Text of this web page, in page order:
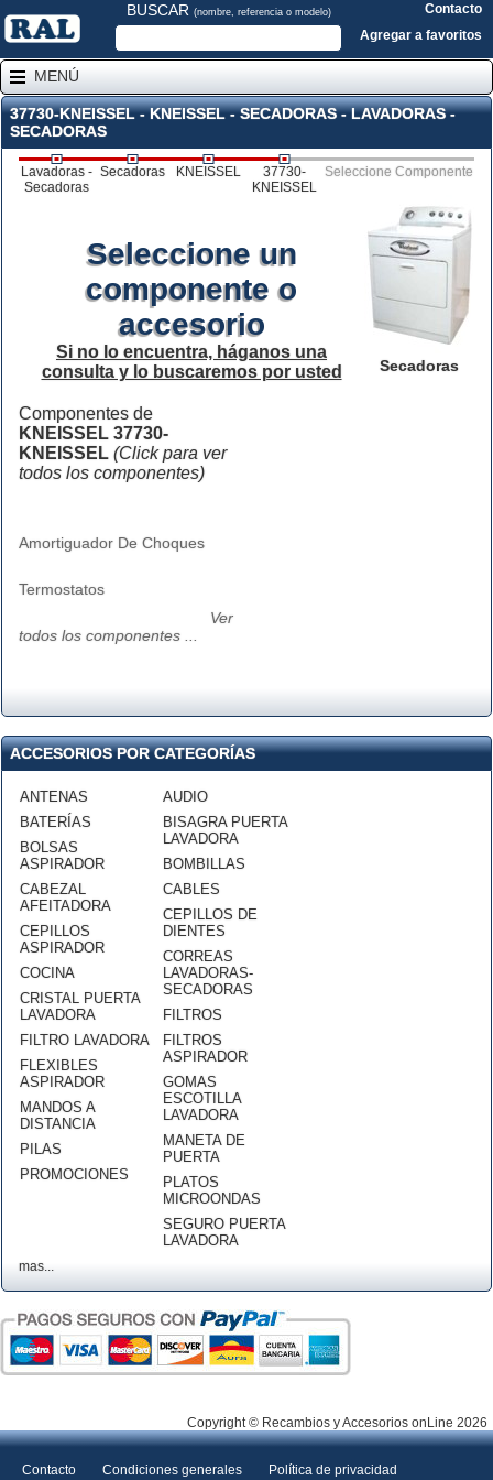
BUSCAR (nombre, referencia o modelo)
Contacto
Agregar a favoritos
MENÚ
37730-KNEISSEL - KNEISSEL - SECADORAS - LAVADORAS -
SECADORAS
Lavadoras -
Secadoras
Secadoras KNEISSEL
37730-
KNEISSEL
Seleccione Componente
Secadoras
Seleccione un
componente o
accesorio
Si no lo encuentra, háganos una
consulta y lo buscaremos por usted
Componentes de
KNEISSEL 37730-
KNEISSEL (Click para ver
todos los componentes)
Amortiguador De Choques
Termostatos
Ver
todos los componentes ...
ACCESORIOS POR CATEGORÍAS
ANTENAS
BATERÍAS
BOLSAS
ASPIRADOR
CABEZAL
AFEITADORA
CEPILLOS
ASPIRADOR
COCINA
CRISTAL PUERTA
LAVADORA
FILTRO LAVADORA
FLEXIBLES
ASPIRADOR
MANDOS A
DISTANCIA
PILAS
PROMOCIONES
AUDIO
BISAGRA PUERTA
LAVADORA
BOMBILLAS
CABLES
CEPILLOS DE
DIENTES
CORREAS
LAVADORAS-
SECADORAS
FILTROS
FILTROS
ASPIRADOR
GOMAS
ESCOTILLA
LAVADORA
MANETA DE
PUERTA
PLATOS
MICROONDAS
SEGURO PUERTA
LAVADORA
mas...
Copyright © Recambios y Accesorios onLine 2026
Contacto Condiciones generales Política de privacidad